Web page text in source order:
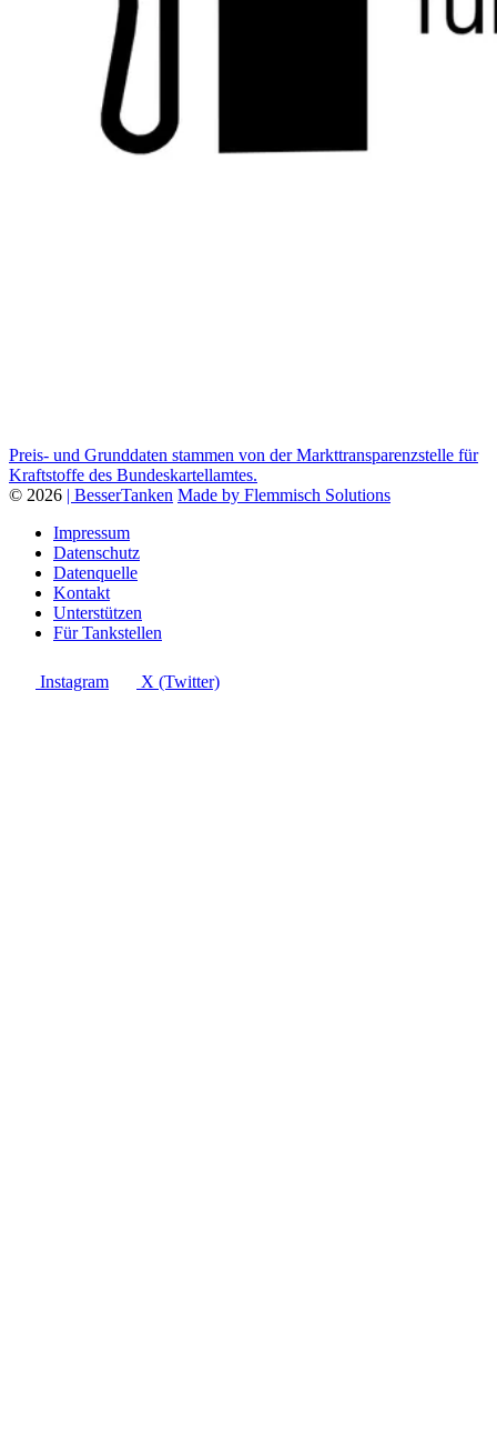
Preis- und Grunddaten stammen von der Markttransparenzstelle für
Kraftstoffe des Bundeskartellamtes.
© 2026 | BesserTanken Made by Flemmisch Solutions
Impressum
Datenschutz
Datenquelle
Kontakt
Unterstützen
Für Tankstellen
Instagram X (Twitter)